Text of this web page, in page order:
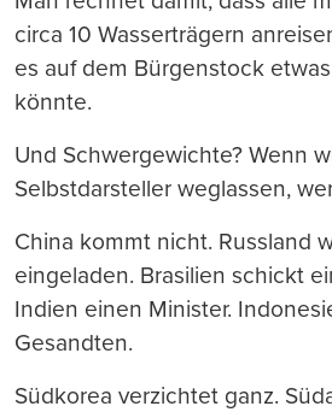
circa 10 Wasserträgern
es auf dem Bürgenstock
könnte.
Und Schwergewichte? Wenn
Selbstdarsteller weglassen,
China kommt nicht. Russland
eingeladen. Brasilien schickt
Indien einen Minister.
Gesandten.
Südkorea verzichtet ganz.